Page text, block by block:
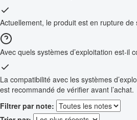
Actuellement, le produit est en rupture de
Avec quels systèmes d’exploitation est-il
La compatibilité avec les systèmes
est recommandé de vérifier avant l’achat.
Filtrer par note: